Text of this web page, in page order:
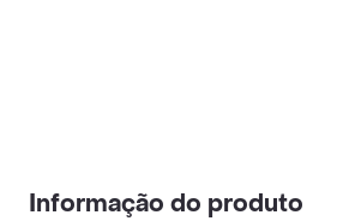
Informação do produto